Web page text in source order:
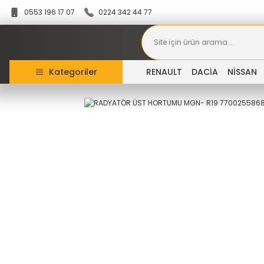
0553 196 17 07 0224 342 44 77
Kategoriler RENAULT DACİA NİSSAN